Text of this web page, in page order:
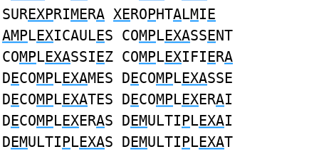
SUREXPRIMERA XEROPHTALMIE
AMPLEXICAULES COMPLEXASSENT
COMPLEXASSIEZ COMPLEXIFIERA
DECOMPLEXAMES DECOMPLEXASSE
DECOMPLEXATES DECOMPLEXERAI
DECOMPLEXERAS DEMULTIPLEXAI
DEMULTIPLEXAS DEMULTIPLEXAT